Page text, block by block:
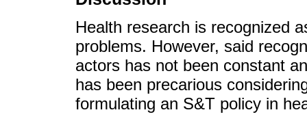
Health research is recognized
problems. However, said
actors has not been constant
has been precarious
formulating an S&T policy in